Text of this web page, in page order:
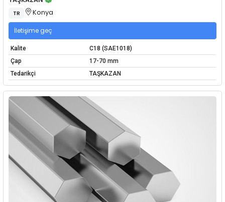
TR Konya
İletişime geç
Kalite
C18 (SAE1018)
Çap
17-70 mm
Tedarikçi
TAŞKAZAN